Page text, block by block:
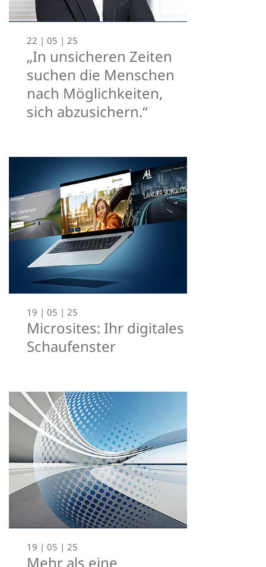
22 | 05 | 25
„In unsicheren Zeiten
suchen die Menschen
nach Möglichkeiten,
sich abzusichern.“
19 | 05 | 25
Microsites: Ihr digitales
Schaufenster
19 | 05 | 25
Mehr als eine